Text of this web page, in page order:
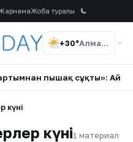
Жоба туралы
+30° Алматы
пышақ сұқты»:
күні
күні1 материал